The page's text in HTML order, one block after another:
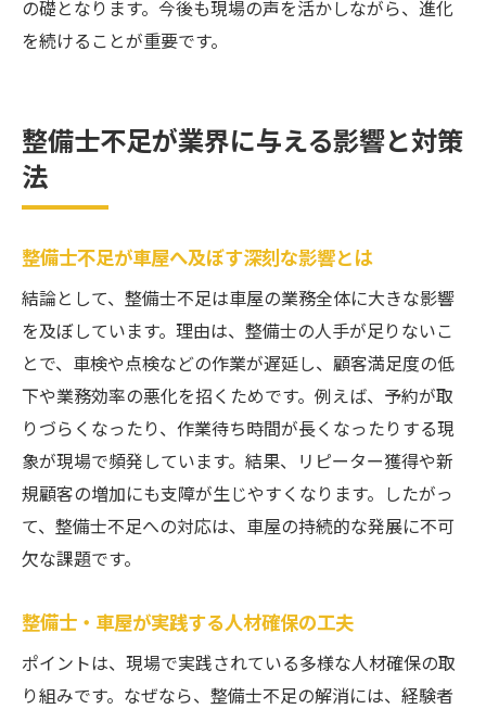
理由
今後も選ばれる車屋・整備士であるために
の礎となります。今後も現場の声を活かしながら、進化
を続けることが重要です。
整備士不足が業界に与える影響と対策
法
整備士不足が車屋へ及ぼす深刻な影響とは
結論として、整備士不足は車屋の業務全体に大きな影響
を及ぼしています。理由は、整備士の人手が足りないこ
とで、車検や点検などの作業が遅延し、顧客満足度の低
下や業務効率の悪化を招くためです。例えば、予約が取
りづらくなったり、作業待ち時間が長くなったりする現
象が現場で頻発しています。結果、リピーター獲得や新
規顧客の増加にも支障が生じやすくなります。したがっ
て、整備士不足への対応は、車屋の持続的な発展に不可
欠な課題です。
整備士・車屋が実践する人材確保の工夫
ポイントは、現場で実践されている多様な人材確保の取
り組みです。なぜなら、整備士不足の解消には、経験者